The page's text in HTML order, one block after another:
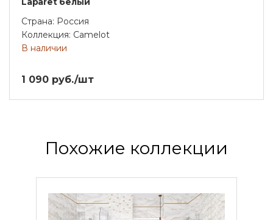
Страна: Россия
Коллекция: Camelot
В наличии
1 090 руб./шт
Похожие коллекции